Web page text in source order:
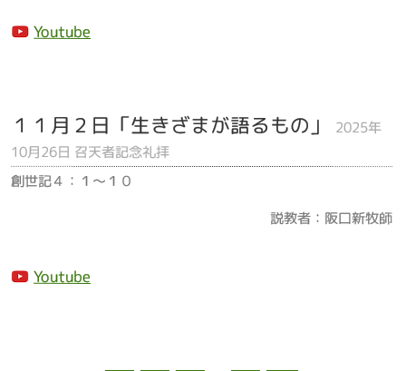
Youtube
１１月２日「生きざまが語るもの」 2025年
10月26日 召天者記念礼拝
創世記４：１～１０
説教者：阪口新牧師
Youtube